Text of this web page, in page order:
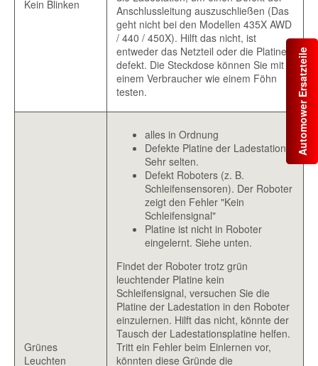
Automower Ersatzteile
Kein Blinken
Anschlussleitung auszuschließen (Das
geht nicht bei den Modellen 435X AWD
/ 440 / 450X). Hilft das nicht, ist
entweder das Netzteil oder die Platine
defekt. Die Steckdose können Sie mit
einem Verbraucher wie einem Föhn
testen.
Grünes
Leuchten
alles in Ordnung
Defekte Platine der Ladestation.
Sehr selten.
Defekt Roboters (z. B.
Schleifensensoren). Der Roboter
zeigt den Fehler "Kein
Schleifensignal"
Platine ist nicht in Roboter
eingelernt. Siehe unten.
Findet der Roboter trotz grün
leuchtender Platine kein
Schleifensignal, versuchen Sie die
Platine der Ladestation in den Roboter
einzulernen. Hilft das nicht, könnte der
Tausch der Ladestationsplatine helfen.
Tritt ein Fehler beim Einlernen vor,
könnten diese Gründe die